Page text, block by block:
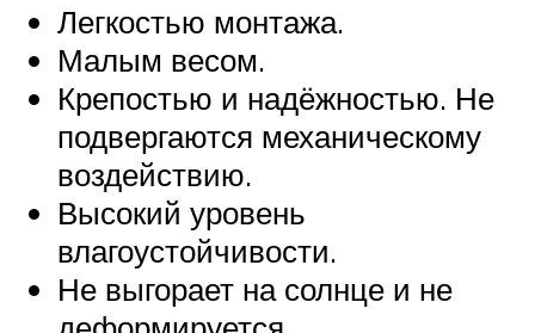
Легкостью монтажа.
Малым весом.
Крепостью и надёжностью. Не
подвергаются механическому
воздействию.
Высокий уровень
влагоустойчивости.
Не выгорает на солнце и не